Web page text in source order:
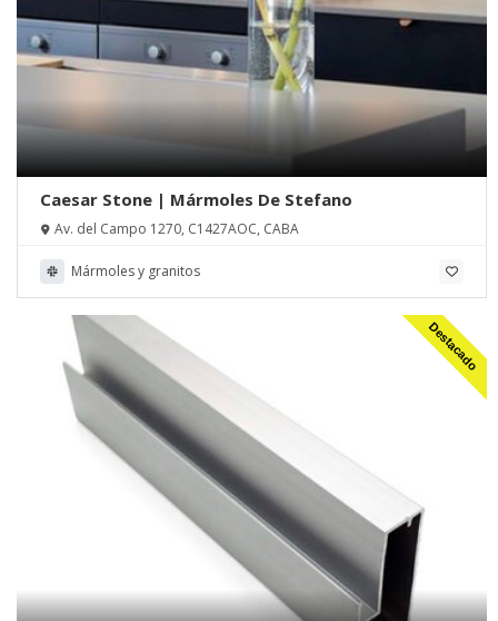
Caesar Stone | Mármoles De Stefano
Av. del Campo 1270, C1427AOC, CABA
Mármoles y granitos
Destacado